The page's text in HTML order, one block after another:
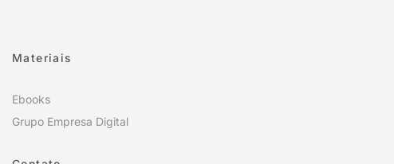
Materiais
Ebooks
Grupo Empresa Digital